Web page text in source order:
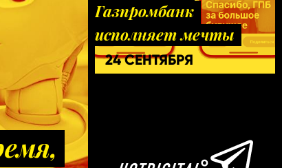
Газпромбанк
исполняет мечты
24 СЕНТЯБРЯ